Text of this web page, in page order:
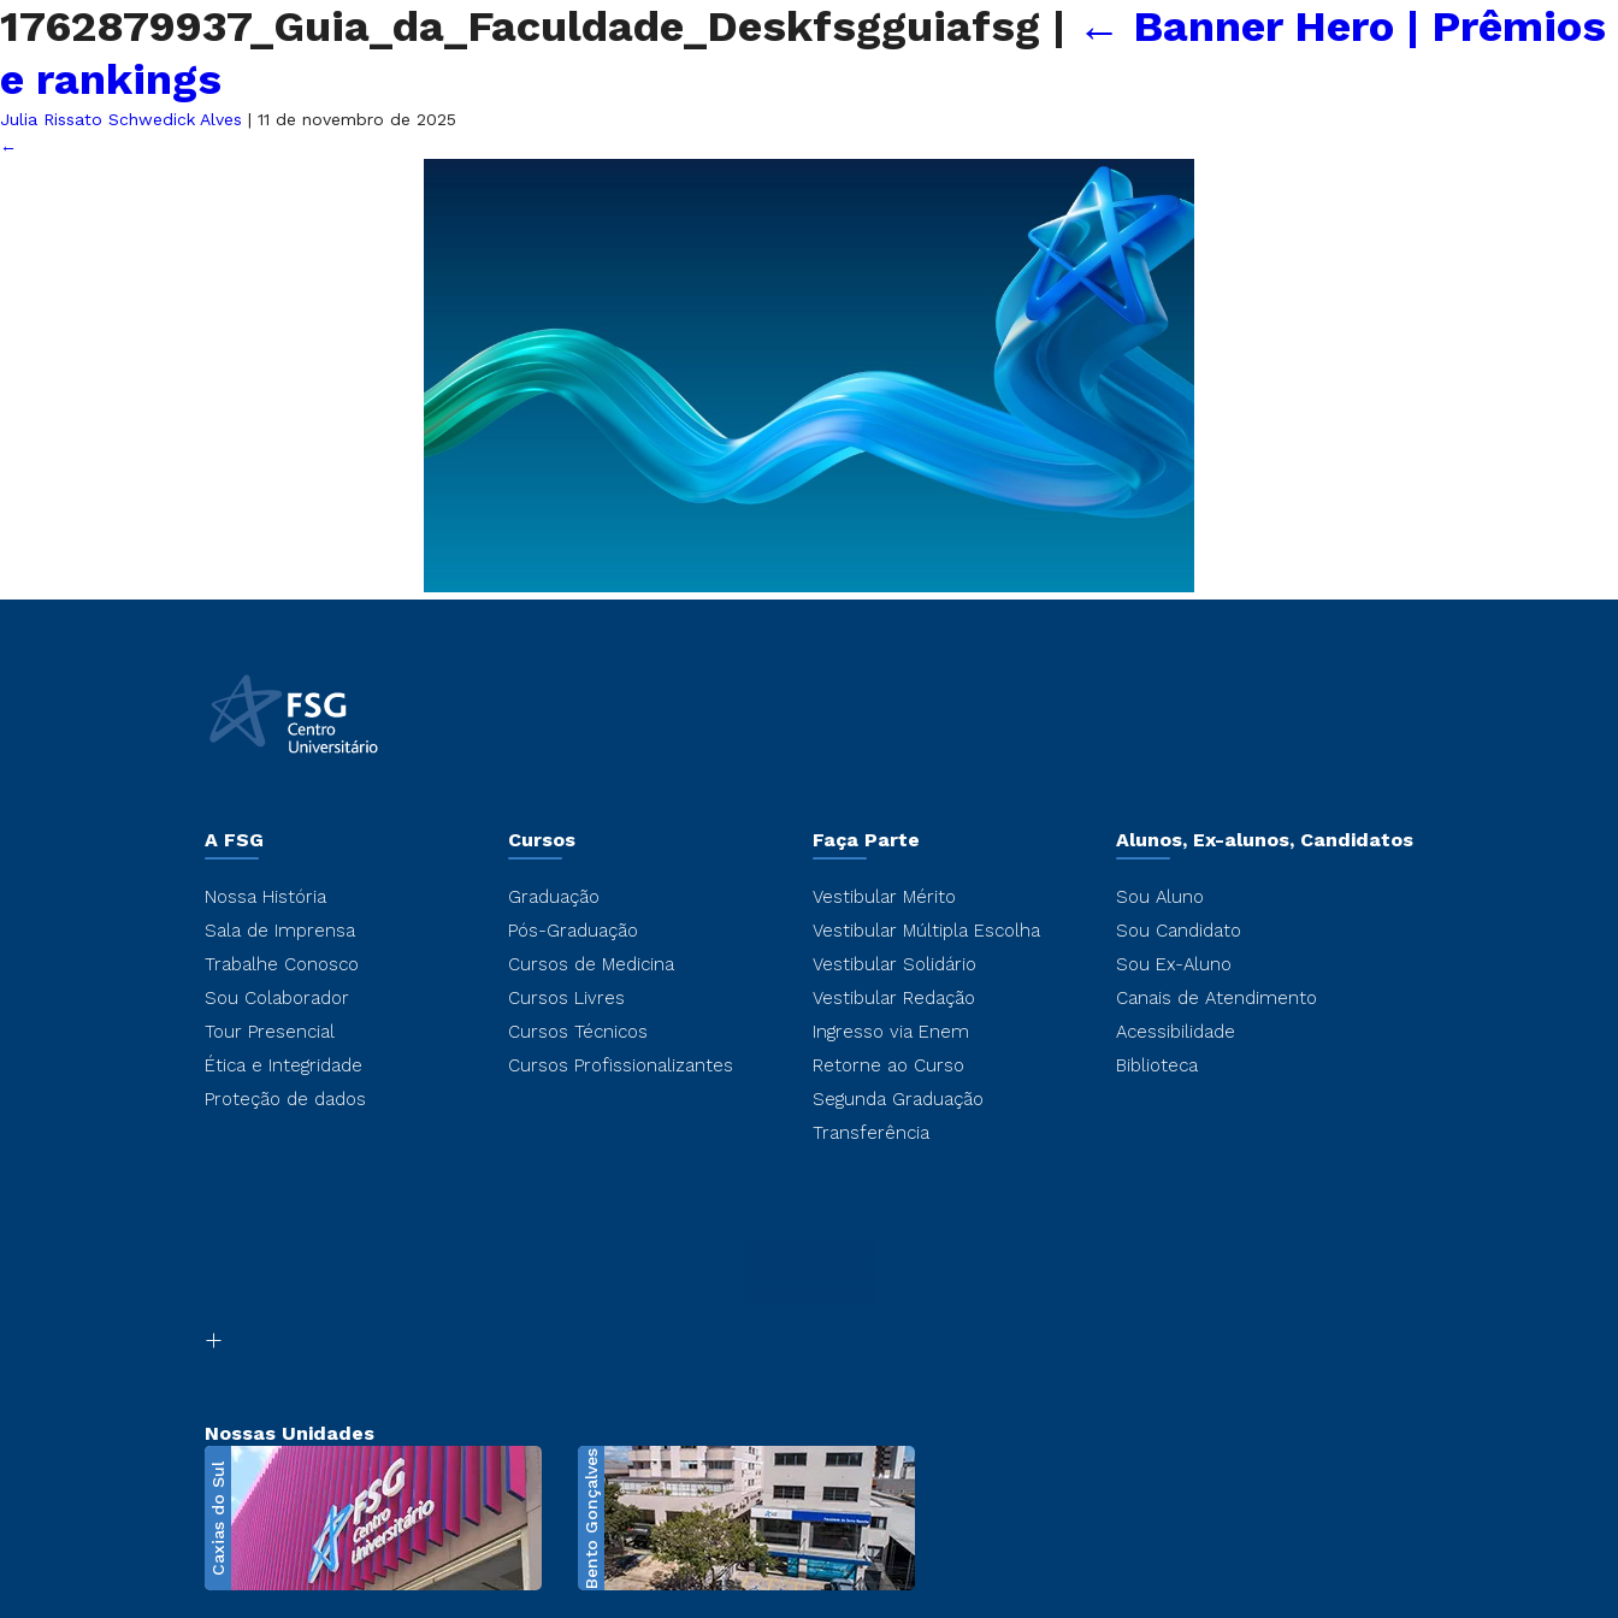
1762879937_Guia_da_Faculdade_Deskfsgguiafsg | ← Banner Hero | Prêmios
e rankings
Julia Rissato Schwedick Alves | 11 de novembro de 2025
←
A FSG
Nossa História
Sala de Imprensa
Trabalhe Conosco
Sou Colaborador
Tour Presencial
Ética e Integridade
Proteção de dados
Cursos
Graduação
Pós-Graduação
Cursos de Medicina
Cursos Livres
Cursos Técnicos
Cursos Profissionalizantes
Faça Parte
Vestibular Mérito
Vestibular Múltipla Escolha
Vestibular Solidário
Vestibular Redação
Ingresso via Enem
Retorne ao Curso
Segunda Graduação
Transferência
Alunos, Ex-alunos, Candidatos
Sou Aluno
Sou Candidato
Sou Ex-Aluno
Canais de Atendimento
Acessibilidade
Biblioteca
Nossas Unidades
Caxias do Sul Bento Gonçalves